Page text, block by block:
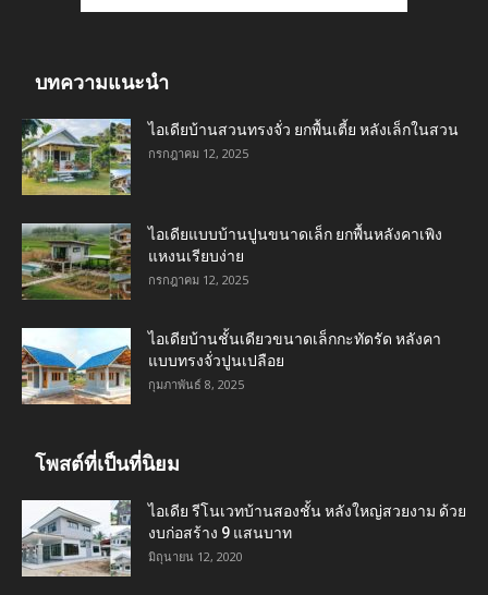
บทความแนะนำ
ไอเดียบ้านสวนทรงจั่ว ยกพื้นเตี้ย หลังเล็กในสวน
กรกฎาคม 12, 2025
ไอเดียแบบบ้านปูนขนาดเล็ก ยกพื้นหลังคาเพิง
แหงนเรียบง่าย
กรกฎาคม 12, 2025
ไอเดียบ้านชั้นเดียวขนาดเล็กกะทัดรัด หลังคา
แบบทรงจั่วปูนเปลือย
กุมภาพันธ์ 8, 2025
โพสต์ที่เป็นที่นิยม
ไอเดีย รีโนเวทบ้านสองชั้น หลังใหญ่สวยงาม ด้วย
งบก่อสร้าง 9 แสนบาท
มิถุนายน 12, 2020